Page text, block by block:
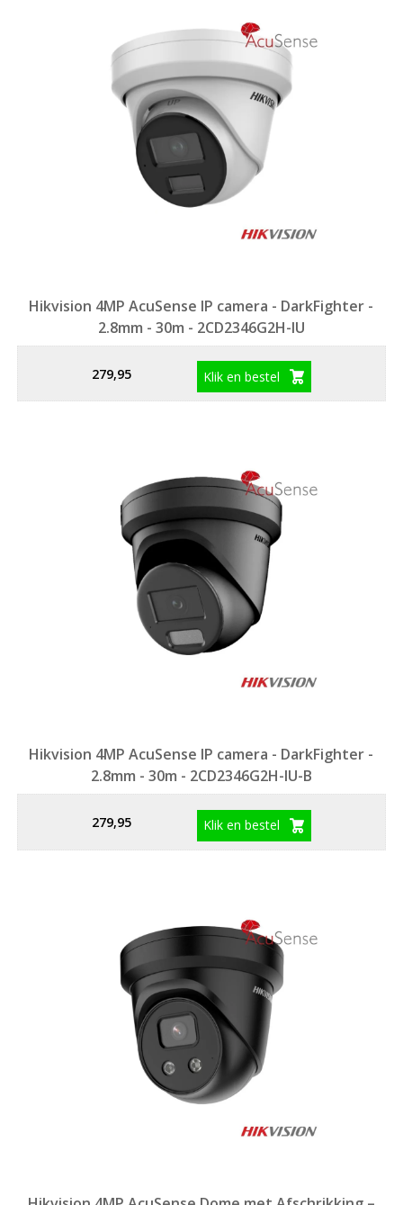
Hikvision 4MP AcuSense IP camera - DarkFighter -
2.8mm - 30m - 2CD2346G2H-IU
279,95 Klik en bestel
Hikvision 4MP AcuSense IP camera - DarkFighter -
2.8mm - 30m - 2CD2346G2H-IU-B
279,95 Klik en bestel